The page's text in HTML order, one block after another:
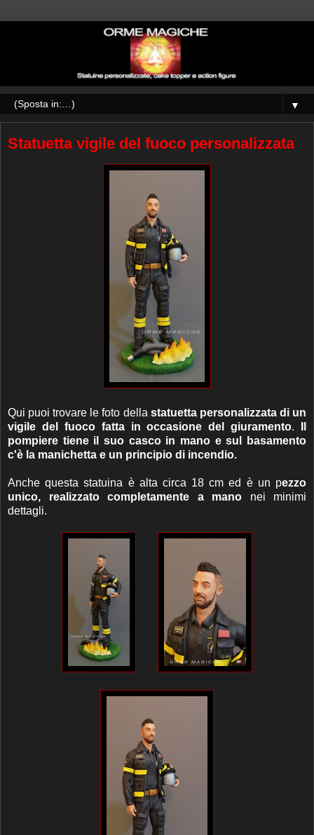
▼
Statuetta vigile del fuoco personalizzata
Qui puoi trovare le foto della statuetta personalizzata di un
vigile del fuoco fatta in occasione del giuramento.
pompiere tiene il suo casco in mano e sul basamento
c'è la manichetta e un principio di incendio.
Anche questa statuina è alta circa 18 cm ed è un pezzo
unico, realizzato completamente a mano nei minimi
dettagli.